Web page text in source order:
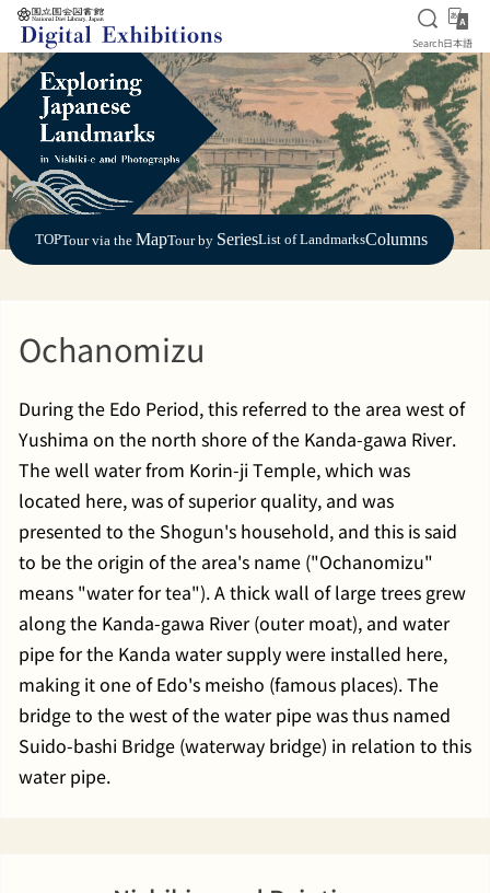
Jump to main content
Open
Search 日
日本語
TOPTour via the MapTour by SeriesList of LandmarksColumns
Ochanomizu
During the Edo Period, this referred to the area west of
Yushima on the north shore of the Kanda-gawa River.
The well water from Korin-ji Temple, which was
located here, was of superior quality, and was
presented to the Shogun's household, and this is said
to be the origin of the area's name ("Ochanomizu"
means "water for tea"). A thick wall of large trees grew
along the Kanda-gawa River (outer moat), and water
pipe for the Kanda water supply were installed here,
making it one of Edo's meisho (famous places). The
bridge to the west of the water pipe was thus named
Suido-bashi Bridge (waterway bridge) in relation to this
water pipe.